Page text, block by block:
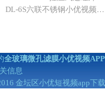
DL-6S六联不锈钢小优视频APP官网下载为爱而生（抽滤装置）
全玻璃微孔滤膜小优视频
信息
金坛区小优短视频app下